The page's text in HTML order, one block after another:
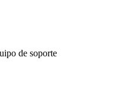
de soporte